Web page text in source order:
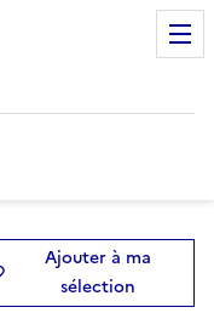
Ajouter à ma
sélection